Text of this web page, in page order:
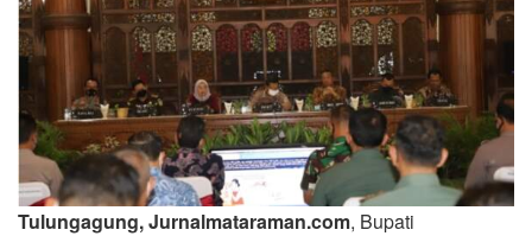
Tulungagung, Jurnalmataraman.com, Bupati